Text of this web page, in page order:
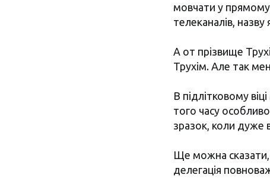
мовчати у прямому
телеканалів,
А от прізвище
Трухім. Але так
В підлітковому
того часу
зразок, коли дуже
Ще можна сказати,
делегація